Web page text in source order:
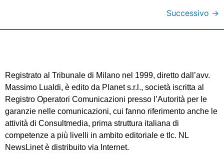
Successivo →
Registrato al Tribunale di Milano nel 1999, diretto dall’avv.
Massimo Lualdi, è edito da Planet s.r.l., società iscritta al
Registro Operatori Comunicazioni presso l’Autorità per le
garanzie nelle comunicazioni, cui fanno riferimento anche le
attività di Consultmedia, prima struttura italiana di
competenze a più livelli in ambito editoriale e tlc. NL
NewsLinet è distribuito via Internet.